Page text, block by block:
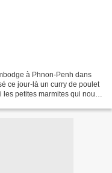
à Phnon-Penh dans
ce jour-là un curry de poulet
petites marmites qui nous